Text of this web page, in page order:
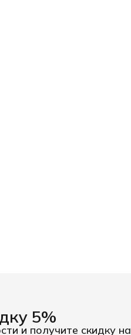
5%
и получите скидку на